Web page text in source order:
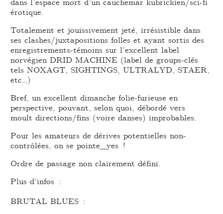
érotique.
Totalement et jouissivement jeté, irrésistible dans
ses clashes/juxtapositions folles et ayant sortis des
enregistrements-témoins sur l’excellent label
norvégien DRID MACHINE (label de groups-clés
tels NOXAGT, SIGHTINGS, ULTRALYD, STAER,
etc…)
Bref, un excellent dimanche folie-furieuse en
perspective, pouvant, selon quoi, débordé vers
moult directions/fins (voire danses) improbables.
Pour les amateurs de dérives potentielles non-
contrôlées, on se pointe_yes !
Ordre de passage non clairement défini.
Plus d’infos :
BRUTAL BLUES :